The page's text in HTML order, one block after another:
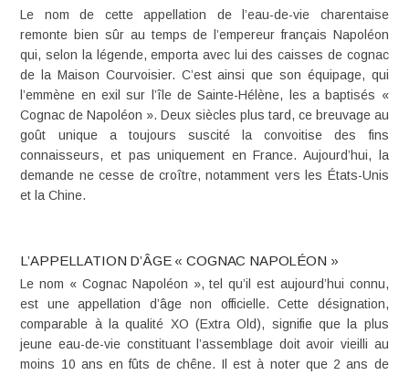
Le nom de cette appellation de l’eau-de-vie charentaise
remonte bien sûr au temps de l’empereur français Napoléon
qui, selon la légende, emporta avec lui des caisses de cognac
de la Maison Courvoisier. C’est ainsi que son équipage, qui
l’emmène en exil sur l’île de Sainte-Hélène, les a baptisés «
Cognac de Napoléon ». Deux siècles plus tard, ce breuvage au
goût unique a toujours suscité la convoitise des fins
connaisseurs, et pas uniquement en France. Aujourd’hui, la
demande ne cesse de croître, notamment vers les États-Unis
et la Chine.
L’APPELLATION D’ÂGE « COGNAC NAPOLÉON »
Le nom « Cognac Napoléon », tel qu’il est aujourd’hui connu,
est une appellation d’âge non officielle. Cette désignation,
comparable à la qualité XO (Extra Old), signifie que la plus
jeune eau-de-vie constituant l’assemblage doit avoir vieilli au
moins 10 ans en fûts de chêne. Il est à noter que 2 ans de